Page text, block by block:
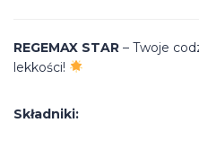
REGEMAX STAR – Twoje
lekkości!
Składniki: